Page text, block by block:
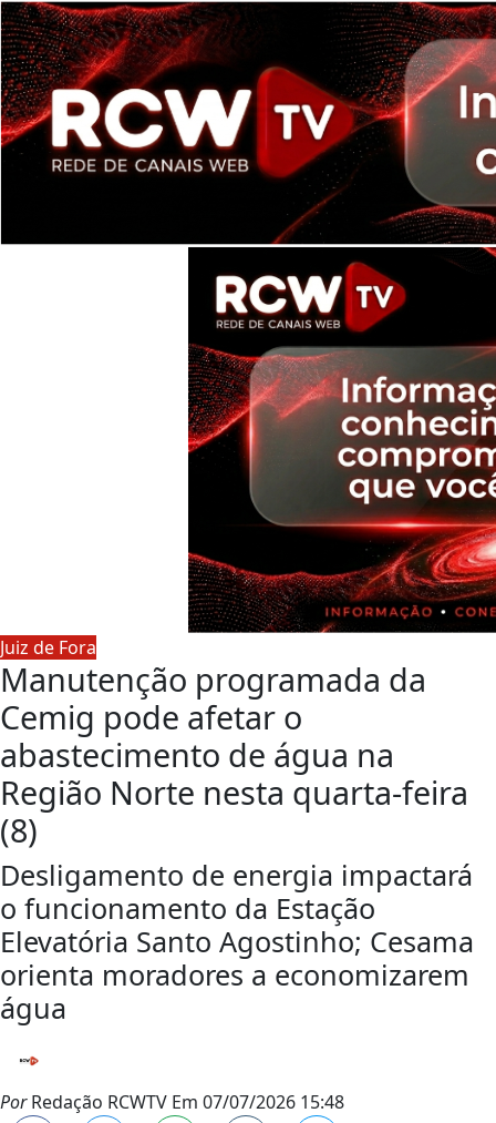
Juiz de Fora
Manutenção programada da
Cemig pode afetar o
abastecimento de água na
Região Norte nesta quarta-feira
(8)
Desligamento de energia impactará
o funcionamento da Estação
Elevatória Santo Agostinho; Cesama
orienta moradores a economizarem
água
PorRedação RCWTV Em 07/07/2026 15:48